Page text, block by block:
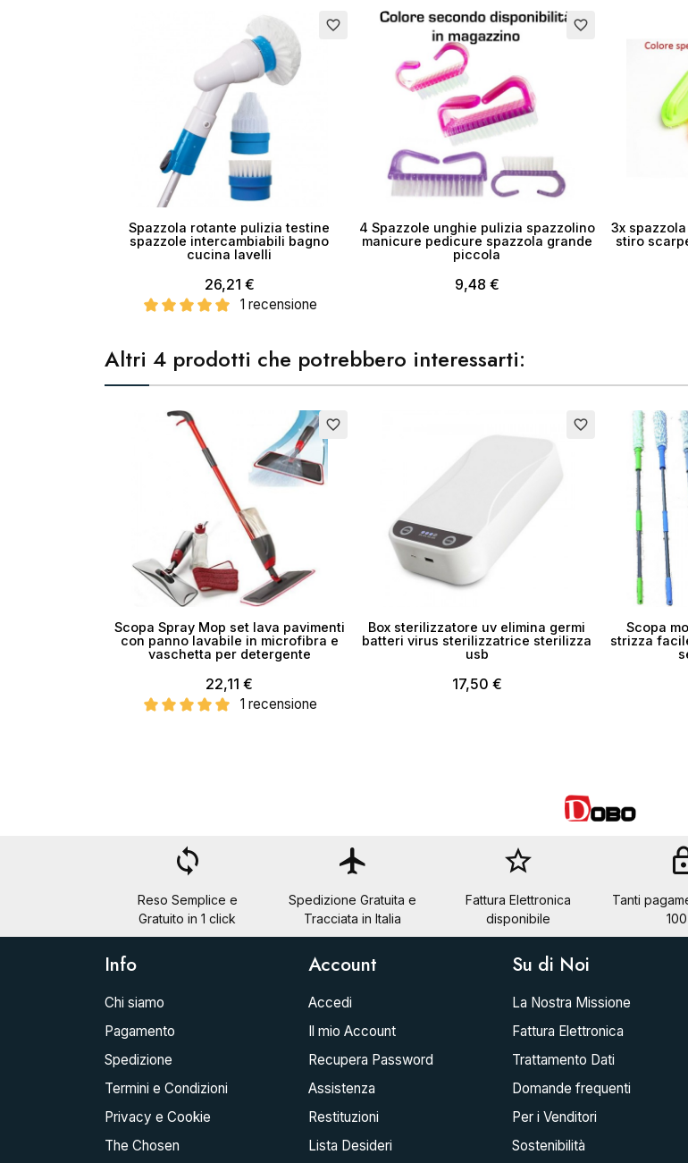
favorite_border
Spazzola rotante pulizia testine
spazzole intercambiabili bagno
cucina lavelli
26,21 €
1 recensione
favorite_border
4 Spazzole unghie pulizia spazzolino
manicure pedicure spazzola grande
piccola
9,48 €
3x
stiro
Altri 4 prodotti che potrebbero interessarti:
favorite_border
Scopa Spray Mop set lava pavimenti
con panno lavabile in microfibra e
vaschetta per detergente
22,11 €
1 recensione
favorite_border
Box sterilizzatore uv elimina germi
batteri virus sterilizzatrice sterilizza
usb
17,50 €
Scopa
strizza
loop
Reso Semplice e
Gratuito in 1 click
flight
Spedizione Gratuita e
Tracciata in Italia
star_border
Fattura Elettronica
disponibile
Tanti
Info
Chi siamo
Pagamento
Spedizione
Termini e Condizioni
Privacy e Cookie
The Chosen
Account
Accedi
Il mio Account
Recupera Password
Assistenza
Restituzioni
Lista Desideri
Su di Noi
La Nostra Missione
Fattura Elettronica
Trattamento Dati
Domande frequenti
Per i Venditori
Sostenibilità
Nome lista dei desideri